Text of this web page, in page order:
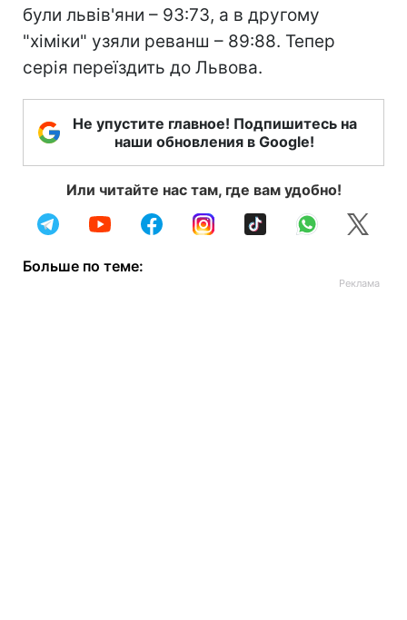
були львів'яни – 93:73, а в другому
"хіміки" узяли реванш – 89:88. Тепер
серія переїздить до Львова.
Не упустите главное! Подпишитесь на
наши обновления в Google!
Или читайте нас там, где вам удобно!
Больше по теме: